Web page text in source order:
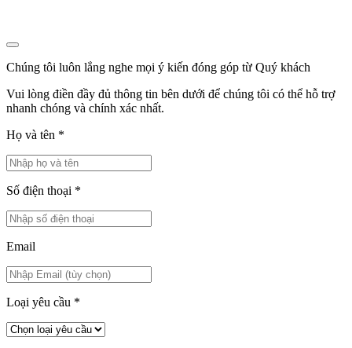
Chúng tôi luôn lắng nghe mọi ý kiến đóng góp từ Quý khách
Vui lòng điền đầy đủ thông tin bên dưới để chúng tôi có thể hỗ trợ
nhanh chóng và chính xác nhất.
Họ và tên *
Số điện thoại *
Email
Loại yêu cầu *